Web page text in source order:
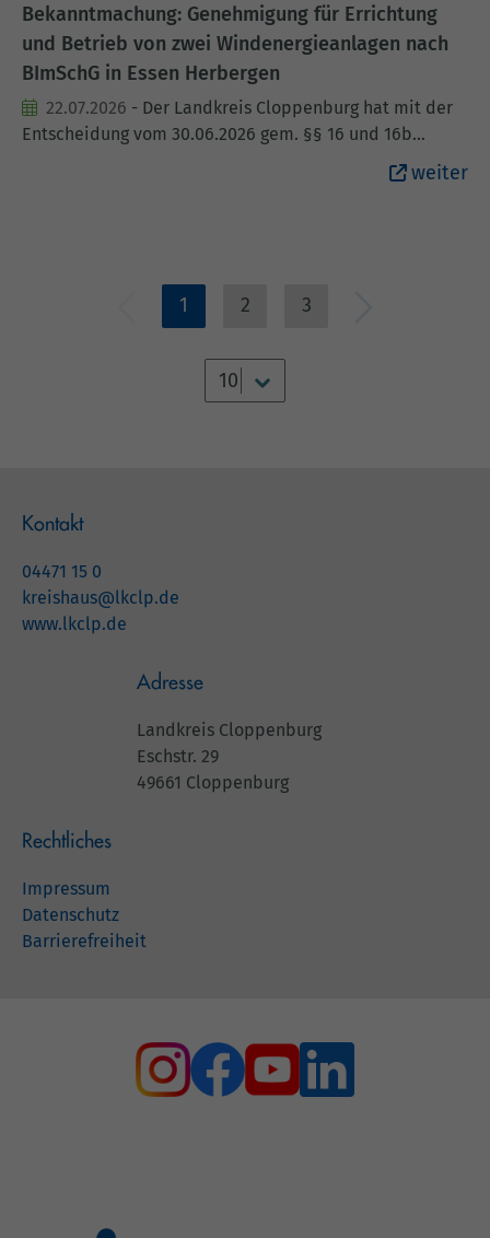
Bekanntmachung: Genehmigung für Errichtung
und Betrieb von zwei Windenergieanlagen nach
BImSchG in Essen Herbergen
22.07.2026 - Der Landkreis Cloppenburg hat mit der
Entscheidung vom 30.06.2026 gem. §§ 16 und 16b
Straße 14, 49632 Essen, einen Genehmigungsbescheid
weiter
1 2 3
Kontakt
04471 15 0
kreishaus@lkclp.de
www.lkclp.de
Adresse
Landkreis Cloppenburg
Eschstr. 29
49661 Cloppenburg
Rechtliches
Impressum
Datenschutz
Barrierefreiheit